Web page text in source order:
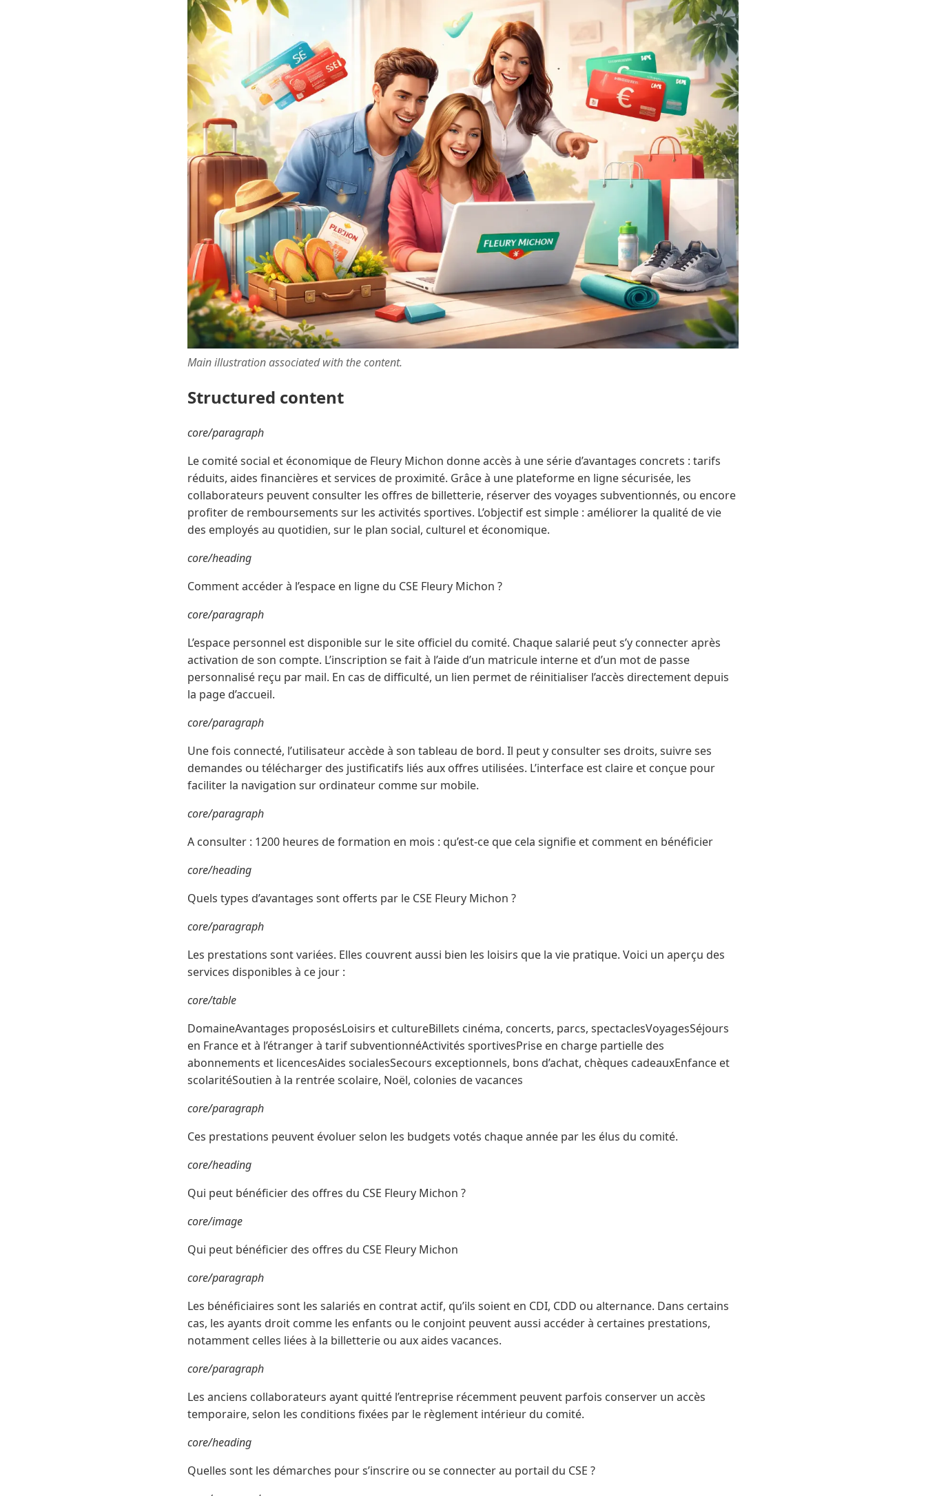
Main illustration associated with the content.
Structured content
core/paragraph
Le comité social et économique de Fleury Michon donne accès à une série d’avantages concrets : tarifs
réduits, aides financières et services de proximité. Grâce à une plateforme en ligne sécurisée, les
collaborateurs peuvent consulter les offres de billetterie, réserver des voyages subventionnés, ou encore
profiter de remboursements sur les activités sportives. L’objectif est simple : améliorer la qualité de vie
des employés au quotidien, sur le plan social, culturel et économique.
core/heading
Comment accéder à l’espace en ligne du CSE Fleury Michon ?
core/paragraph
L’espace personnel est disponible sur le site officiel du comité. Chaque salarié peut s’y connecter après
activation de son compte. L’inscription se fait à l’aide d’un matricule interne et d’un mot de passe
personnalisé reçu par mail. En cas de difficulté, un lien permet de réinitialiser l’accès directement depuis
la page d’accueil.
core/paragraph
Une fois connecté, l’utilisateur accède à son tableau de bord. Il peut y consulter ses droits, suivre ses
demandes ou télécharger des justificatifs liés aux offres utilisées. L’interface est claire et conçue pour
faciliter la navigation sur ordinateur comme sur mobile.
core/paragraph
A consulter : 1200 heures de formation en mois : qu’est-ce que cela signifie et comment en bénéficier
core/heading
Quels types d’avantages sont offerts par le CSE Fleury Michon ?
core/paragraph
Les prestations sont variées. Elles couvrent aussi bien les loisirs que la vie pratique. Voici un aperçu des
services disponibles à ce jour :
core/table
DomaineAvantages proposésLoisirs et cultureBillets cinéma, concerts, parcs, spectaclesVoyagesSéjours
en France et à l’étranger à tarif subventionnéActivités sportivesPrise en charge partielle des
abonnements et licencesAides socialesSecours exceptionnels, bons d’achat, chèques cadeauxEnfance et
scolaritéSoutien à la rentrée scolaire, Noël, colonies de vacances
core/paragraph
Ces prestations peuvent évoluer selon les budgets votés chaque année par les élus du comité.
core/heading
Qui peut bénéficier des offres du CSE Fleury Michon ?
core/image
Qui peut bénéficier des offres du CSE Fleury Michon
core/paragraph
Les bénéficiaires sont les salariés en contrat actif, qu’ils soient en CDI, CDD ou alternance. Dans certains
cas, les ayants droit comme les enfants ou le conjoint peuvent aussi accéder à certaines prestations,
notamment celles liées à la billetterie ou aux aides vacances.
core/paragraph
Les anciens collaborateurs ayant quitté l’entreprise récemment peuvent parfois conserver un accès
temporaire, selon les conditions fixées par le règlement intérieur du comité.
core/heading
Quelles sont les démarches pour s’inscrire ou se connecter au portail du CSE ?